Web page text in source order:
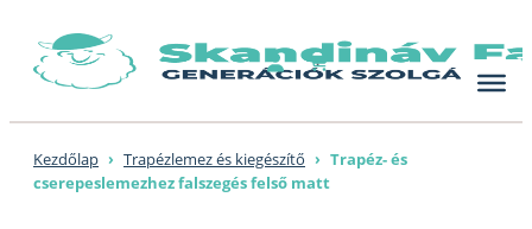
content
Kezdőlap › Trapézlemez és kiegészítő › Trapéz- és
cserepeslemezhez falszegés felső matt